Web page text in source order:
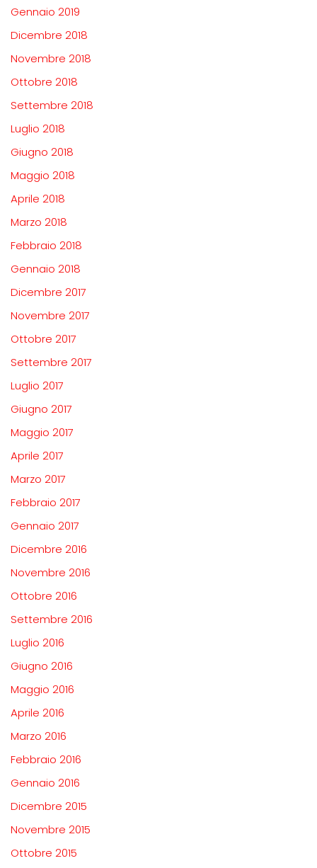
Gennaio 2019
Dicembre 2018
Novembre 2018
Ottobre 2018
Settembre 2018
Luglio 2018
Giugno 2018
Maggio 2018
Aprile 2018
Marzo 2018
Febbraio 2018
Gennaio 2018
Dicembre 2017
Novembre 2017
Ottobre 2017
Settembre 2017
Luglio 2017
Giugno 2017
Maggio 2017
Aprile 2017
Marzo 2017
Febbraio 2017
Gennaio 2017
Dicembre 2016
Novembre 2016
Ottobre 2016
Settembre 2016
Luglio 2016
Giugno 2016
Maggio 2016
Aprile 2016
Marzo 2016
Febbraio 2016
Gennaio 2016
Dicembre 2015
Novembre 2015
Ottobre 2015